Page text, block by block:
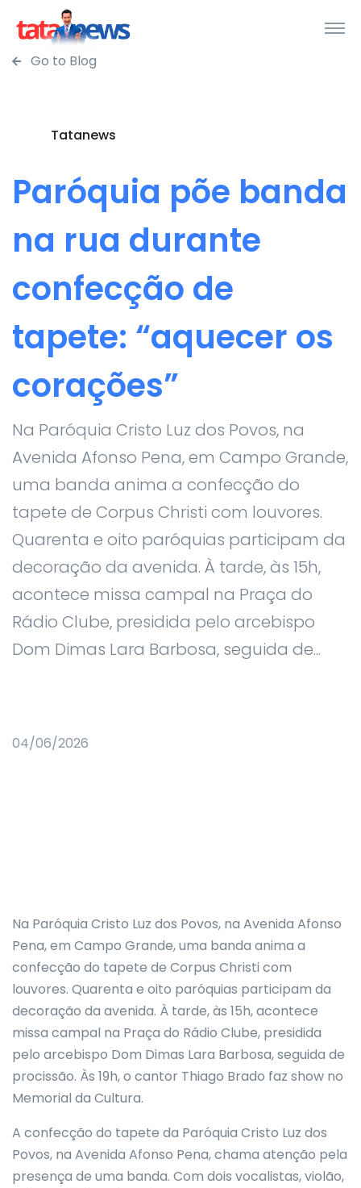
Go to Blog
Tatanews
Paróquia põe banda
na rua durante
confecção de
tapete: “aquecer os
corações”
Na Paróquia Cristo Luz dos Povos, na
Avenida Afonso Pena, em Campo Grande,
uma banda anima a confecção do
tapete de Corpus Christi com louvores.
Quarenta e oito paróquias participam da
decoração da avenida. À tarde, às 15h,
acontece missa campal na Praça do
Rádio Clube, presidida pelo arcebispo
Dom Dimas Lara Barbosa, seguida de...
04/06/2026
Na Paróquia Cristo Luz dos Povos, na Avenida Afonso
Pena, em Campo Grande, uma banda anima a
confecção do tapete de Corpus Christi com
louvores. Quarenta e oito paróquias participam da
decoração da avenida. À tarde, às 15h, acontece
missa campal na Praça do Rádio Clube, presidida
pelo arcebispo Dom Dimas Lara Barbosa, seguida de
procissão. Às 19h, o cantor Thiago Brado faz show no
Memorial da Cultura.
A confecção do tapete da Paróquia Cristo Luz dos
Povos, na Avenida Afonso Pena, chama atenção pela
presença de uma banda. Com dois vocalistas, violão,